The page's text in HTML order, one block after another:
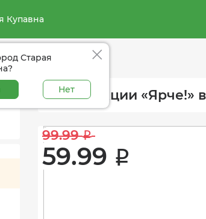
Купавна
Старая
Нет
МЕГАакции «Ярче!»
99.99 i
59.99 i